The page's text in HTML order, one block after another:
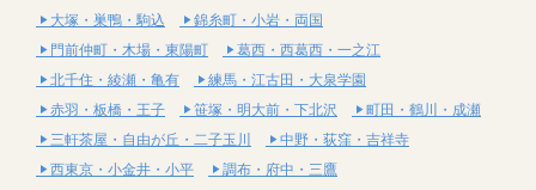
大塚・巣鴨・駒込
錦糸町・小岩・両国
門前仲町・木場・東陽町
葛西・西葛西・一之江
北千住・綾瀬・亀有
練馬・江古田・大泉学園
赤羽・板橋・王子
笹塚・明大前・下北沢
町田・鶴川・成瀬
三軒茶屋・自由が丘・二子玉川
中野・荻窪・吉祥寺
西東京・小金井・小平
調布・府中・三鷹